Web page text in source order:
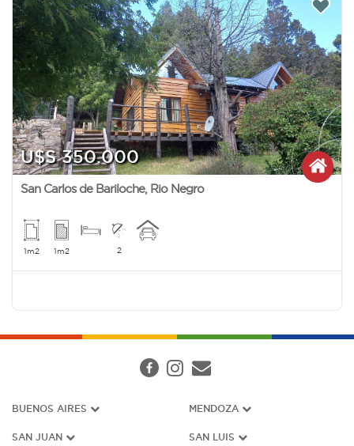
U$S 350.000
San Carlos de Bariloche, Rio Negro
1m2 1m2 2
BUENOS AIRES MENDOZA
SAN JUAN SAN LUIS